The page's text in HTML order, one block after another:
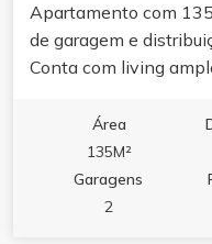
Apartamento com
de garagem e
Conta com living
receber bem.O
gesso, ar-
embutidos e cozinha
de hidromassagem,
Área
135M²
Garagens
2